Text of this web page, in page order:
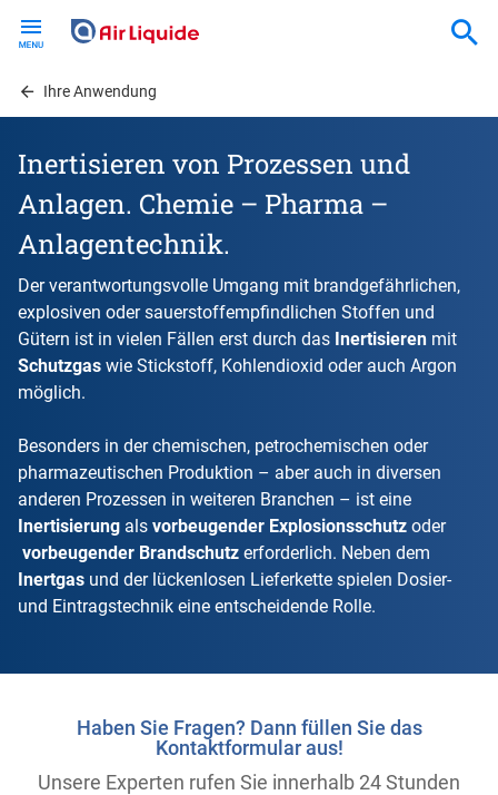
contentIhre Anwendung
Inertisieren von Prozessen und
Anlagen. Chemie – Pharma –
Anlagentechnik.
Der verantwortungsvolle Umgang mit brandgefährlichen,
explosiven oder sauerstoffempfindlichen Stoffen und
Gütern ist in vielen Fällen erst durch das Inertisieren mit
Schutzgas wie Stickstoff, Kohlendioxid oder auch Argon
möglich.
Besonders in der chemischen, petrochemischen oder
pharmazeutischen Produktion – aber auch in diversen
anderen Prozessen in weiteren Branchen – ist eine
Inertisierung als vorbeugender Explosionsschutz oder
vorbeugender Brandschutz erforderlich. Neben dem
Inertgas und der lückenlosen Lieferkette spielen Dosier-
und Eintragstechnik eine entscheidende Rolle.
Haben Sie Fragen? Dann füllen Sie das
Kontaktformular aus!
Unsere Experten rufen Sie innerhalb 24 Stunden